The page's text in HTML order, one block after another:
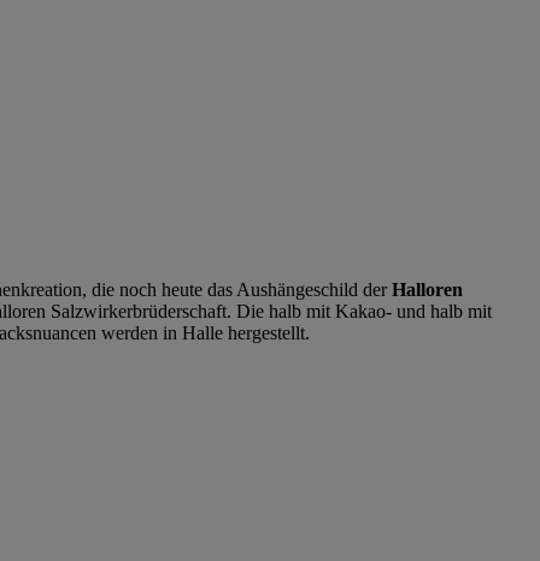
die noch heute das Aushängeschild derHalloren
Salzwirkerbrüderschaft. Die halb mit Kakao- und halb mit
werden in Halle hergestellt.